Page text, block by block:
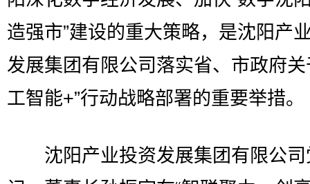
造强市”建设的重大策略，是沈阳产
发展集团有限公司落实省、市政府关
工智能+”行动战略部署的重要举措。
沈阳产业投资发展集团有限公司